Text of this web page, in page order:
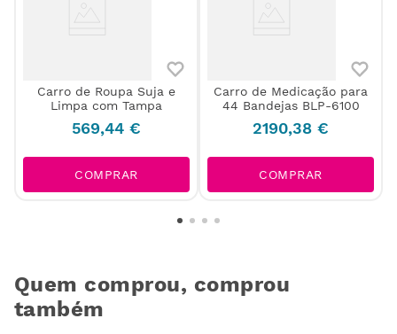
Carro de Roupa Suja e
Limpa com Tampa
569,44 €
COMPRAR
Carro de Medicação para
44 Bandejas BLP-6100
2190,38 €
COMPRAR
Quem comprou, comprou
também